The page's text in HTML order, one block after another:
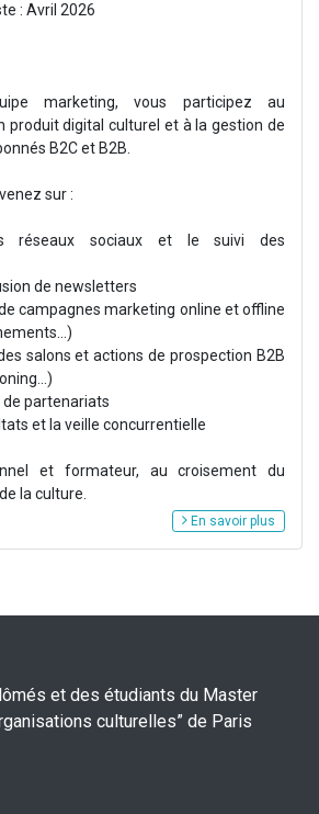
: Avril 2026
marketing, vous participez au
produit digital culturel et à la gestion de
B2C et B2B.
sur :
réseaux sociaux et le suivi des
de newsletters
campagnes marketing online et offline
salons et actions de prospection B2B
partenariats
et la veille concurrentielle
et formateur, au croisement du
la culture.
En savoir plus
et des étudiants du Master
culturelles” de Paris